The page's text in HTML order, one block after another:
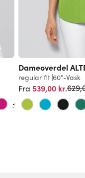
+12
Dameoverdel
regular fit 60°-Vask
Fra 539,00 kr.